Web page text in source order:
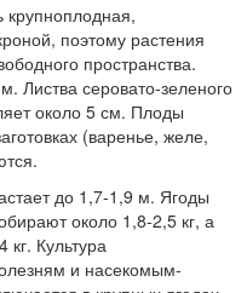
крупноплодная,
поэтому растения
пространства.
Листва серовато-зеленого
около 5 см. Плоды
(варенье, желе,
до 1,7-1,9 м. Ягоды
около 1,8-2,5 кг, а
Культура
и насекомым-